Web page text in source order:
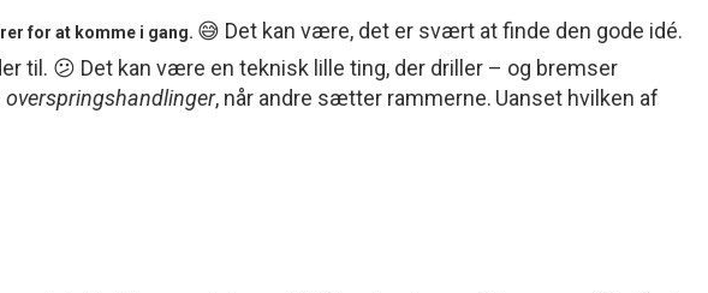
for at komme i gang. 😅 Det kan være, det er svært at finde den gode idé.
til. 😕 Det kan være en teknisk lille ting, der driller – og bremser
overspringshandlinger, når andre sætter rammerne. Uanset hvilken af